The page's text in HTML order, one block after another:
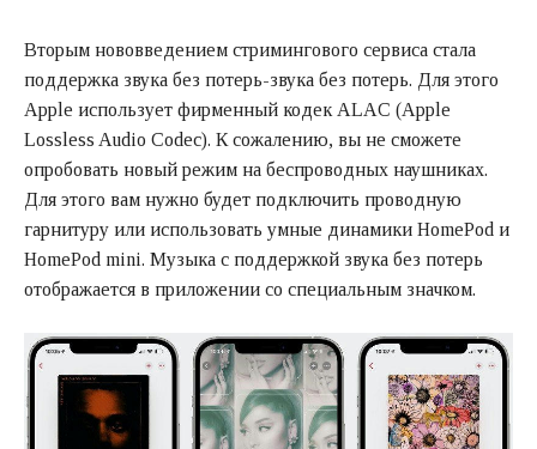
Вторым нововведением стримингового сервиса стала
поддержка звука без потерь-звука без потерь. Для этого
Apple использует фирменный кодек ALAC (Apple
Lossless Audio Codec). К сожалению, вы не сможете
опробовать новый режим на беспроводных наушниках.
Для этого вам нужно будет подключить проводную
гарнитуру или использовать умные динамики HomePod и
HomePod mini. Музыка с поддержкой звука без потерь
отображается в приложении со специальным значком.